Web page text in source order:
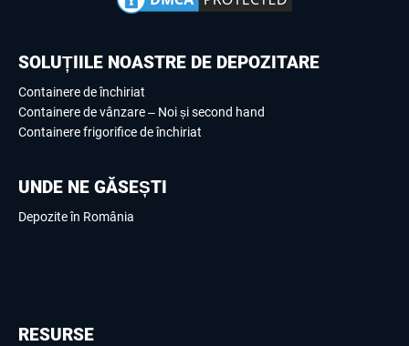
SOLUȚIILE NOASTRE DE DEPOZITARE
Containere de închiriat
Containere de vânzare – Noi și second hand
Containere frigorifice de închiriat
UNDE NE GĂSEȘTI
Depozite în România
RESURSE